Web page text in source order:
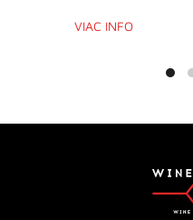
VIAC INFO